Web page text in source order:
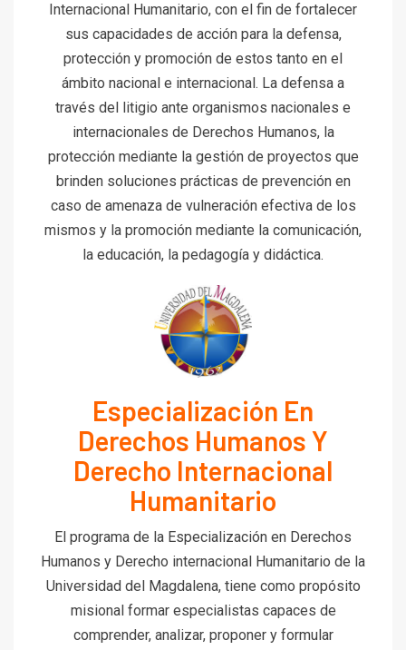
Internacional Humanitario, con el fin de fortalecer
sus capacidades de acción para la defensa,
protección y promoción de estos tanto en el
ámbito nacional e internacional. La defensa a
través del litigio ante organismos nacionales e
internacionales de Derechos Humanos, la
protección mediante la gestión de proyectos que
brinden soluciones prácticas de prevención en
caso de amenaza de vulneración efectiva de los
mismos y la promoción mediante la comunicación,
la educación, la pedagogía y didáctica.
Especialización En
Derechos Humanos Y
Derecho Internacional
Humanitario
El programa de la Especialización en Derechos
Humanos y Derecho internacional Humanitario de la
Universidad del Magdalena, tiene como propósito
misional formar especialistas capaces de
comprender, analizar, proponer y formular